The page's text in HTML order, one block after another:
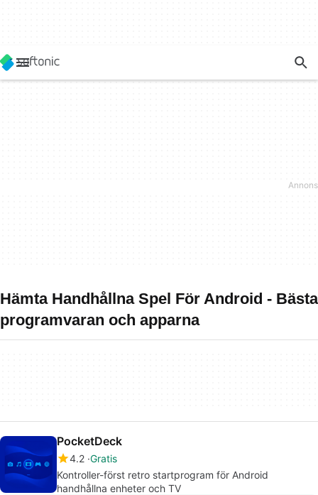
Hämta Handhållna Spel För Android - Bästa
programvaran och apparna
PocketDeck
4.2 Gratis
Kontroller-först retro startprogram för Android
handhållna enheter och TV